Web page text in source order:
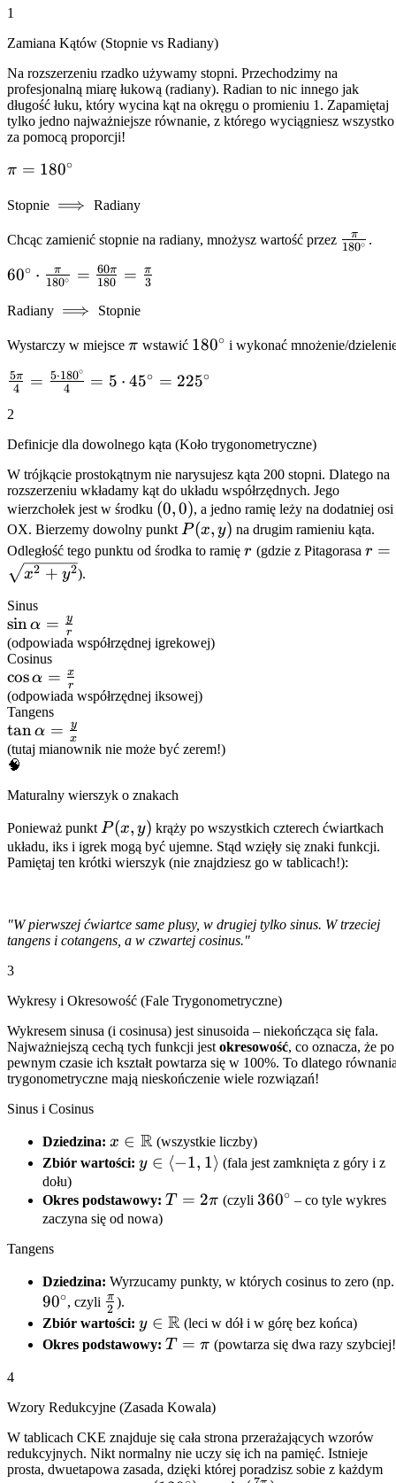
1
Zamiana Kątów (Stopnie vs Radiany)
Na rozszerzeniu rzadko używamy stopni. Przechodzimy na
profesjonalną miarę łukową (radiany). Radian to nic innego jak
długość łuku, który wycina kąt na okręgu o promieniu 1. Zapamiętaj
tylko jedno najważniejsze równanie, z którego wyciągniesz wszystko
za pomocą proporcji!
\pi =
π = 180∘
Stopnie \implies
⟹ Radiany
Chcąc zamienić stopnie na radiany, mnożysz wartość przez 180∘
π .
60^\circ
\frac{\pi}
{180^\circ}
=
\frac{60\pi}
{180} =
\frac{\pi}
{3}
60∘ ⋅ 180∘
π = 180
60π = 3
π
Radiany \implies
⟹ Stopnie
Wystarczy w miejsce \pi
π wstawić 180^\circ
180∘ i wykonać mnożenie/
\frac{5\pi}
\frac{5
\cdot
{4} = 5
\cdot
45^\circ =
225^\circ
4
5π = 4
5⋅180∘ = 5 ⋅ 45∘ = 225∘
2
Definicje dla dowolnego kąta (Koło trygonometryczne)
W trójkącie prostokątnym nie narysujesz kąta 200 stopni. Dlatego na
rozszerzeniu wkładamy kąt do układu współrzędnych. Jego
wierzchołek jest w środku (0,0)
(0,0), a jedno ramię leży na dodatniej osi
OX. Bierzemy dowolny punkt P(x,y)
P(x, y) na drugim ramieniu kąta.
Odległość tego punktu od środka to ramię r
r (gdzie z Pitagorasa r =
r =
x2 + y2).
Sinus
\sin\alpha
=
\frac{y}
{r}
sinα = r
y
(odpowiada współrzędnej igrekowej)
Cosinus
\cos\alpha
= \frac{x}
{r}
cosα = r
x
(odpowiada współrzędnej iksowej)
Tangens
\tan\alpha
= \frac{y}
{x}
tanα = x
y
(tutaj mianownik nie może być zerem!)
🧠
Maturalny wierszyk o znakach
Ponieważ punkt P(x,y)
P(x, y) krąży po wszystkich czterech ćwiartkach
układu, iks i igrek mogą być ujemne. Stąd wzięły się znaki funkcji.
Pamiętaj ten krótki wierszyk (nie znajdziesz go w tablicach!):
"W pierwszej ćwiartce same plusy, w drugiej tylko sinus. W trzeciej
tangens i cotangens, a w czwartej cosinus."
3
Wykresy i Okresowość (Fale Trygonometryczne)
Wykresem sinusa (i cosinusa) jest sinusoida – niekończąca się fala.
Najważniejszą cechą tych funkcji jest okresowość, co oznacza, że po
pewnym czasie ich kształt powtarza się w 100%. To dlatego
trygonometryczne mają nieskończenie wiele rozwiązań!
Sinus i Cosinus
Dziedzina: x \in
\mathbb{R}
x ∈ R (wszystkie liczby)
Zbiór wartości: y \in
-1, 1
\rangle
y ∈ ⟨−1, 1⟩ (fala jest zamknięta z góry i z
dołu)
Okres podstawowy: T =
T = 2π (czyli360^\circ
360∘ – co tyle wykres
zaczyna się od nowa)
Tangens
Dziedzina: Wyrzucamy punkty, w których cosinus to zero (np.
90∘, czyli \frac{\pi}
{2}
2
π ).
Zbiór wartości: y \in
\mathbb{R}
y ∈ R (leci w dół i w górę bez końca)
Okres podstawowy: T
T = π (powtarza się dwa razy
4
Wzory Redukcyjne (Zasada Kowala)
W tablicach CKE znajduje się cała strona przerażających wzorów
redukcyjnych. Nikt normalny nie uczy się ich na pamięć. Istnieje
prosta, dwuetapowa zasada, dzięki której poradzisz sobie z każdym